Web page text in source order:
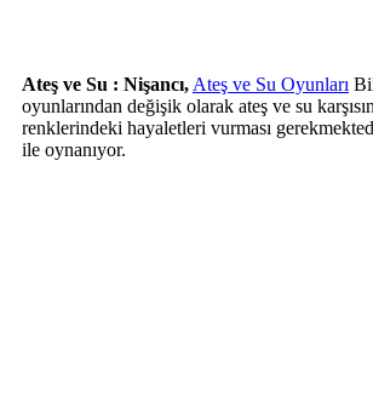
Ateş ve Su : Nişancı, Ateş ve Su Oyunları
oyunlarından değişik olarak ateş ve su
renklerindeki hayaletleri vurması
ile oynanıyor.